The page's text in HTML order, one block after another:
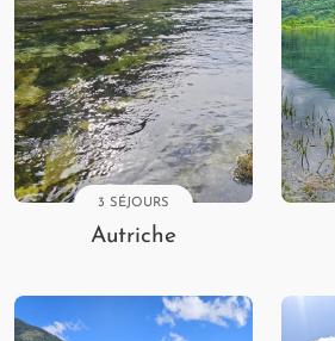
3 SÉJOURS
Autriche